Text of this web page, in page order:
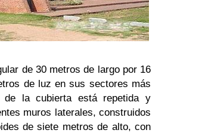
de 30 metros de largo por 16
de luz en sus sectores más
de la cubierta está repetida y
muros laterales, construidos
de siete metros de alto, con